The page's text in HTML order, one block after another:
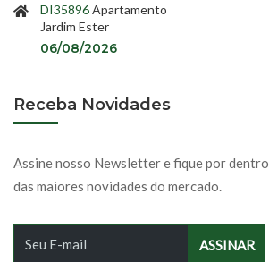
DI35896Apartamento
Jardim Ester
06/08/2026
Receba Novidades
Assine nosso Newsletter e fique por dentro
das maiores novidades do mercado.